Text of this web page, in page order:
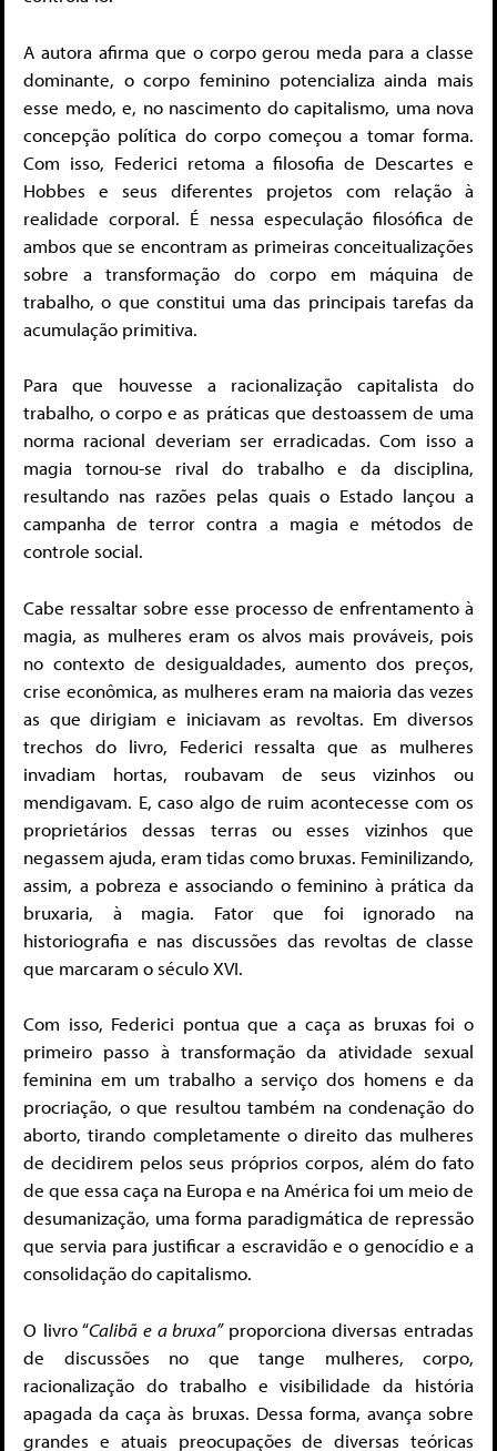
A autora afirma que o corpo gerou meda para a classe
dominante, o corpo feminino potencializa ainda mais
esse medo, e, no nascimento do capitalismo, uma nova
concepção política do corpo começou a tomar forma.
Com isso, Federici retoma a filosofia de Descartes e
Hobbes e seus diferentes projetos com relação à
realidade corporal. É nessa especulação filosófica de
ambos que se encontram as primeiras conceitualizações
sobre a transformação do corpo em máquina de
trabalho, o que constitui uma das principais tarefas da
acumulação primitiva.
Para que houvesse a racionalização capitalista do
trabalho, o corpo e as práticas que destoassem de uma
norma racional deveriam ser erradicadas. Com isso a
magia tornou-se rival do trabalho e da disciplina,
resultando nas razões pelas quais o Estado lançou a
campanha de terror contra a magia e métodos de
controle social.
Cabe ressaltar sobre esse processo de enfrentamento à
magia, as mulheres eram os alvos mais prováveis, pois
no contexto de desigualdades, aumento dos preços,
crise econômica, as mulheres eram na maioria das vezes
as que dirigiam e iniciavam as revoltas. Em diversos
trechos do livro, Federici ressalta que as mulheres
invadiam hortas, roubavam de seus vizinhos ou
mendigavam. E, caso algo de ruim acontecesse com os
proprietários dessas terras ou esses vizinhos que
negassem ajuda, eram tidas como bruxas. Feminilizando,
assim, a pobreza e associando o feminino à prática da
bruxaria, à magia. Fator que foi ignorado na
historiografia e nas discussões das revoltas de classe
que marcaram o século XVI.
Com isso, Federici pontua que a caça as bruxas foi o
primeiro passo à transformação da atividade sexual
feminina em um trabalho a serviço dos homens e da
procriação, o que resultou também na condenação do
aborto, tirando completamente o direito das mulheres
de decidirem pelos seus próprios corpos, além do fato
de que essa caça na Europa e na América foi um meio de
desumanização, uma forma paradigmática de repressão
que servia para justificar a escravidão e o genocídio e a
consolidação do capitalismo.
O livro “Calibã e a bruxa” proporciona diversas entradas
de discussões no que tange mulheres, corpo,
racionalização do trabalho e visibilidade da história
apagada da caça às bruxas. Dessa forma, avança sobre
grandes e atuais preocupações de diversas teóricas